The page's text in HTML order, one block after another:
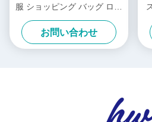
服 ショッピング バッグ ロゴ
カスタム
お問い合わせ